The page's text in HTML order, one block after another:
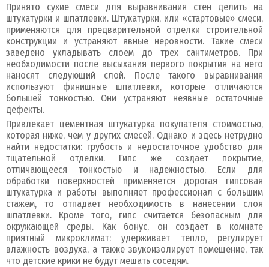
Принято сухие смеси для выравнивания стен делить на
штукатурки и шпатлевки. Штукатурки, или «стартовые» смеси,
применяются для предварительной отделки строительной
конструкции и устраняют явные неровности. Такие смеси
заведено укладывать слоем до трех сантиметров. При
необходимости после высыхания первого покрытия на него
наносят следующий слой. После такого выравнивания
используют финишные шпатлевки, которые отличаются
большей тонкостью. Они устраняют неявные остаточные
дефекты.
Привлекает цементная штукатурка покупателя стоимостью,
которая ниже, чем у других смесей. Однако и здесь нетрудно
найти недостатки: грубость и недостаточное удобство для
тщательной отделки. Гипс же создает покрытие,
отличающееся тонкостью и надежностью. Если для
обработки поверхностей применяется дорогая гипсовая
штукатурка и работы выполняет профессионал с большим
стажем, то отпадает необходимость в нанесении слоя
шпатлевки. Кроме того, гипс считается безопасным для
окружающей среды. Как бонус, он создает в комнате
приятный микроклимат: удерживает тепло, регулирует
влажность воздуха, а также звукоизолирует помещение, так
что детские крики не будут мешать соседям.